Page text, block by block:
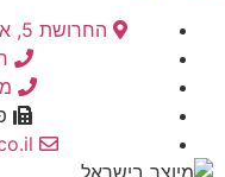
החרושת 5, א.ת סגולה, פתח תקווה 4900710